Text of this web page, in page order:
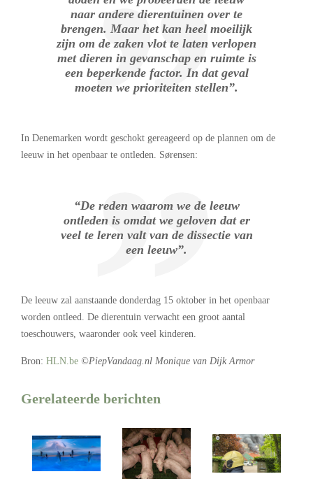
naar andere dierentuinen over te
brengen. Maar het kan heel moeilijk
zijn om de zaken vlot te laten verlopen
met dieren in gevanschap en ruimte is
een beperkende factor. In dat geval
moeten we prioriteiten stellen”.
In Denemarken wordt geschokt gereageerd op de plannen om de
leeuw in het openbaar te ontleden. Sørensen:
“De reden waarom we de leeuw
ontleden is omdat we geloven dat er
veel te leren valt van de dissectie van
een leeuw”.
De leeuw zal aanstaande donderdag 15 oktober in het openbaar
worden ontleed. De dierentuin verwacht een groot aantal
toeschouwers, waaronder ook veel kinderen.
Bron: HLN.be ©PiepVandaag.nl Monique van Dijk Armor
Gerelateerde berichten